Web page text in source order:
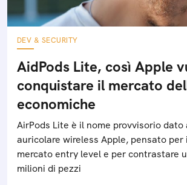
DEV & SECURITY
AidPods Lite, così Apple
conquistare il mercato
economiche
AirPods Lite è il nome provvisorio dato
auricolare wireless Apple, pensato per
mercato entry level e per contrastare
milioni di pezzi